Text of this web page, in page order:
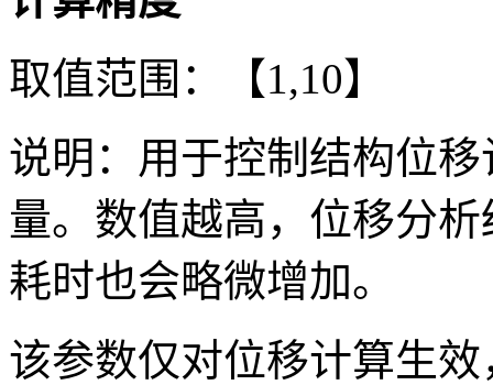
取值范围：【1,10】
说明：用于控制结构位
量。数值越高，位移分
耗时也会略微增加。
该参数仅对位移计算生